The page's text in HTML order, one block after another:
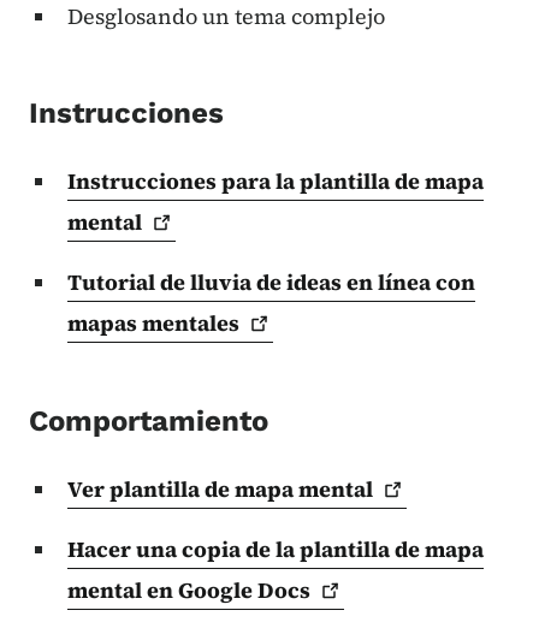
Desglosando un tema complejo
Instrucciones
Instrucciones para la plantilla de mapa
mental
Tutorial de lluvia de ideas en línea con
mapasmentales
Comportamiento
Ver plantilla de mapamental
Hacer una copia de la plantilla de mapa
mental en GoogleDocs